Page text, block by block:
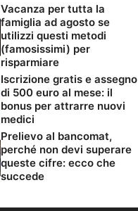
Vacanza per tutta la
famiglia ad agosto se
utilizzi questi metodi
(famosissimi) per
risparmiare
Iscrizione gratis e assegno
di 500 euro al mese: il
bonus per attrarre nuovi
medici
Prelievo al bancomat,
perché non devi superare
queste cifre: ecco che
succede